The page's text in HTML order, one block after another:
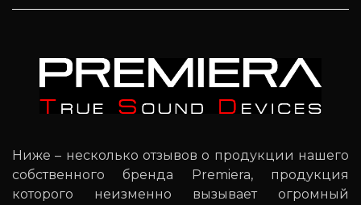
Ниже – несколько отзывов о продукции нашего
собственного бренда Premiera, продукция
которого неизменно вызывает огромный